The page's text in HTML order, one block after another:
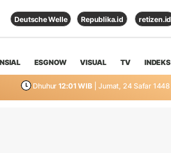
Deutsche Welle Republika.id retizen.id
ESGNOW VISUAL TV INDEKS
Dhuhur 12:01 WIB | Jumat, 24 Safar 1448